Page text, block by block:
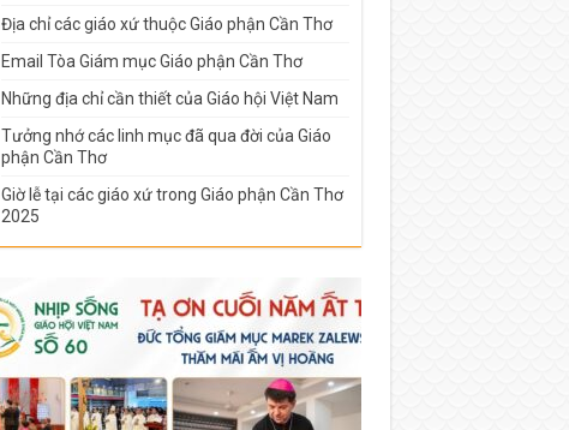
Địa chỉ các giáo xứ thuộc Giáo phận Cần Thơ
Email Tòa Giám mục Giáo phận Cần Thơ
Những địa chỉ cần thiết của Giáo hội Việt Nam
Tưởng nhớ các linh mục đã qua đời của Giáo
phận Cần Thơ
Giờ lễ tại các giáo xứ trong Giáo phận Cần Thơ
2025